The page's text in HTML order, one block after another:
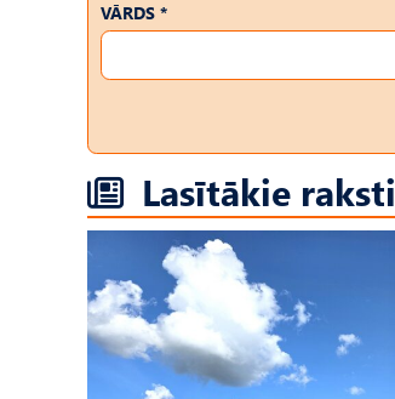
VĀRDS *
Lasītākie raksti